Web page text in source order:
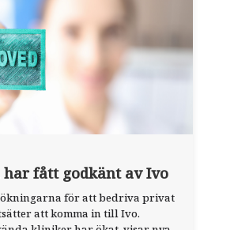
har fått godkänt av Ivo
för att bedriva privat
att komma in till Ivo.